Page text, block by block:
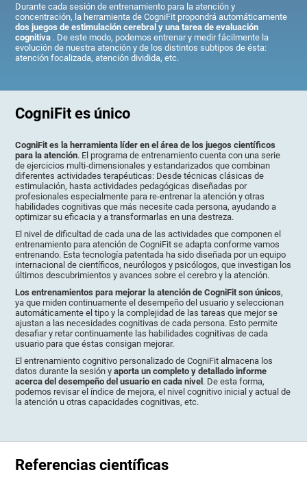
Durante cada sesión de entrenamiento para la atención y
concentración, la herramienta de CogniFit propondrá automáticamente
dos juegos de estimulación cerebral y una tarea de evaluación
cognitiva . De este modo, podemos entrenar y medir fácilmente la
evolución de nuestra atención y de los distintos subtipos de ésta:
atención focalizada, atención dividida, etc.
CogniFit es único
CogniFit es la herramienta líder en el área de los juegos científicos
para la atención. El programa de entrenamiento cuenta con una serie
de ejercicios multi-dimensionales y estandarizados que combinan
diferentes actividades terapéuticas: Desde técnicas clásicas de
estimulación, hasta actividades pedagógicas diseñadas por
profesionales especialmente para re-entrenar la atención y otras
habilidades cognitivas que más necesite cada persona, ayudando a
optimizar su eficacia y a transformarlas en una destreza.
El nivel de dificultad de cada una de las actividades que componen el
entrenamiento para atención de CogniFit se adapta conforme vamos
entrenando. Esta tecnología patentada ha sido diseñada por un equipo
internacional de científicos, neurólogos y psicólogos, que investigan los
últimos descubrimientos y avances sobre el cerebro y la atención.
Los entrenamientos para mejorar la atención de CogniFit son únicos,
ya que miden continuamente el desempeño del usuario y seleccionan
automáticamente el tipo y la complejidad de las tareas que mejor se
ajustan a las necesidades cognitivas de cada persona. Esto permite
desafiar y retar continuamente las habilidades cognitivas de cada
usuario para que éstas consigan mejorar.
El entrenamiento cognitivo personalizado de CogniFit almacena los
datos durante la sesión yaporta un completo y detallado informe
acerca del desempeño del usuario en cada nivel . De esta forma,
podemos revisar el índice de mejora, el nivel cognitivo inicial y actual de
la atención u otras capacidades cognitivas, etc.
Referencias científicas